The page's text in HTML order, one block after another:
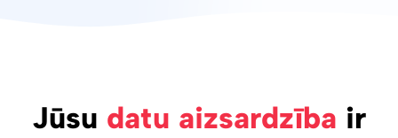
Jūsu datu aizsardzība ir